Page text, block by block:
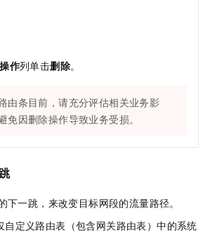
操作列单击删除。
由条目前，请充分评估相关业务影
免因删除操作导致业务受损。
下一跳，来改变目标网段的流量路径。
自定义路由表（包含网关路由表）中的系统